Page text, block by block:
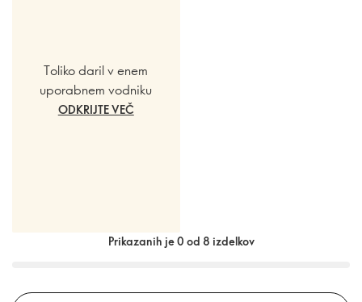
Toliko daril v enem
uporabnem vodniku
ODKRIJTE VEČ
Prikazanih je 0 od 8 izdelkov